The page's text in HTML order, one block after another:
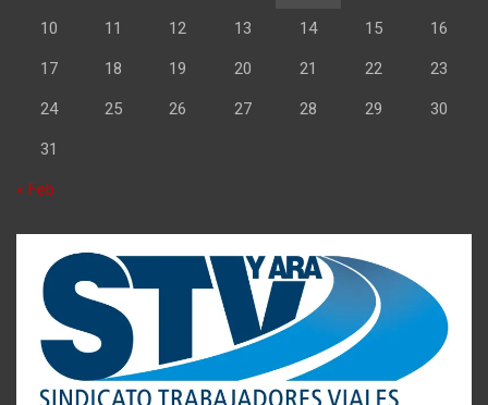
10 11 12 13 14 15 16
17 18 19 20 21 22 23
24 25 26 27 28 29 30
31
« Feb